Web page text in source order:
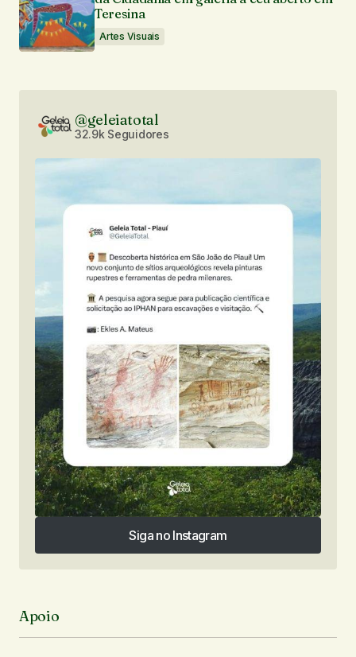
Teresina
Artes Visuais
@geleiatotal
32.9k Seguidores
Siga no Instagram
Siga no Instagram
Apoio